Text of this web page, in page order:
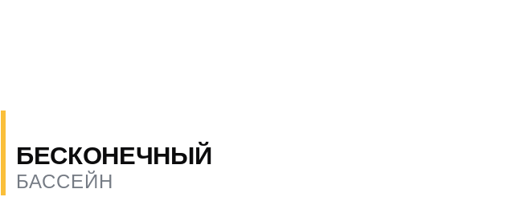
БЕСКОНЕЧНЫЙ
БАССЕЙН